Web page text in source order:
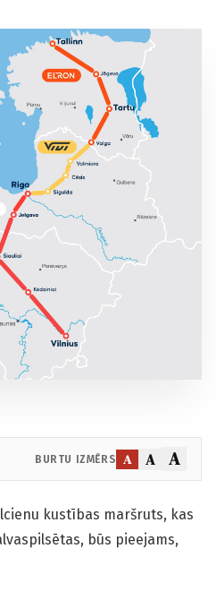
BURTU IZMĒRS A A A
kustības maršruts, kas
būs pieejams,